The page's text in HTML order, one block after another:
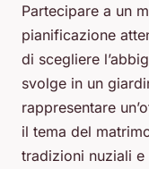
Partecipare a un
pianificazione
di scegliere
svolge in un
rappresentare
il tema del
tradizioni nuziali